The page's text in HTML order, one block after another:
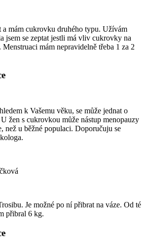
mám cukrovku druhého typu. Užívám
jsem se zeptat jestli má vliv cukrovky na
mám nepravidelně třeba 1 za 2
k Vašemu věku, se může jednat o
žen s cukrovkou může nástup menopauzy
než u běžné populaci. Doporučuju se
Je možné po ní přibrat na váze. Od té
přibral 6 kg.